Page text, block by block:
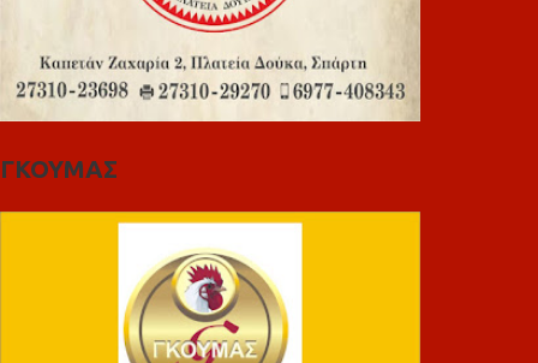
ΓΚΟΥΜΑΣ